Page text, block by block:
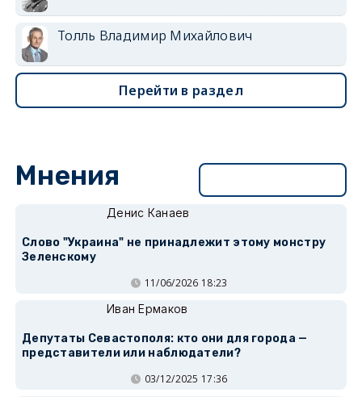
Толль Владимир Михайлович
Перейти в раздел
Мнения
Денис Канаев
Слово "Украина" не принадлежит этому монстру
Зеленскому
11/06/2026 18:23
Иван Ермаков
Депутаты Севастополя: кто они для города —
представители или наблюдатели?
03/12/2025 17:36